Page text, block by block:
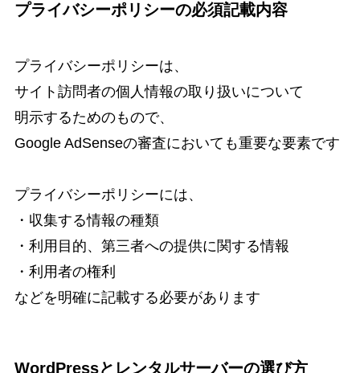
プライバシーポリシーの必須記載内容
プライバシーポリシーは、
サイト訪問者の個人情報の取り扱いについて
明示するためのもので、
Google AdSenseの審査においても重要な要素です
プライバシーポリシーには、
・収集する情報の種類
・利用目的、第三者への提供に関する情報
・利用者の権利
などを明確に記載する必要があります
WordPressとレンタルサーバーの選び方